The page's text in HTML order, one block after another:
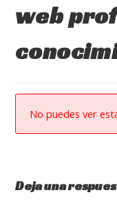
web
No puedes ver
Deja una